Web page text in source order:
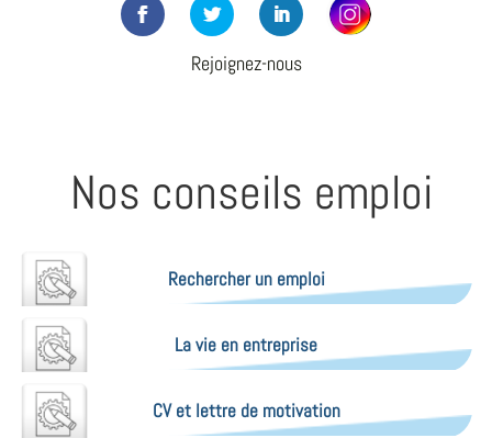
Rejoignez-nous
Nos conseils emploi
Rechercher un emploi
La vie en entreprise
CV et lettre de motivation